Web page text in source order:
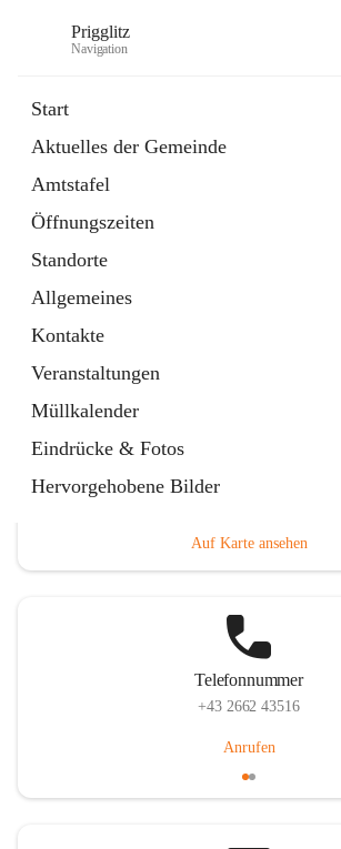
Prigglitz
Navigation
Start
Aktuelles der Gemeinde
Amtstafel
Öffnungszeiten
Standorte
Allgemeines
Kontakte
Veranstaltungen
Müllkalender
Eindrücke & Fotos
Hervorgehobene Bilder
Externe Webseite
in
Tab
Gemeindezeitung
Ordner
öffnet
in
neuem
Tab
Hauptadresse
Auf Karte ansehen
Telefonnummer
+43 2662 43516
Anrufen